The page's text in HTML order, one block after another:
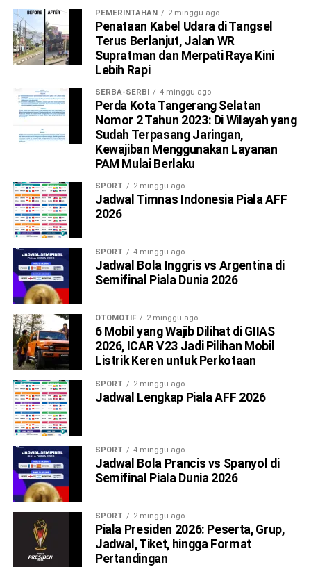
PEMERINTAHAN 2 minggu ago
Penataan Kabel Udara di Tangsel
Terus Berlanjut, Jalan WR
Supratman dan Merpati Raya Kini
Lebih Rapi
SERBA-SERBI 4 minggu ago
Perda Kota Tangerang Selatan
Nomor 2 Tahun 2023: Di Wilayah yang
Sudah Terpasang Jaringan,
Kewajiban Menggunakan Layanan
PAM Mulai Berlaku
SPORT 2 minggu ago
Jadwal Timnas Indonesia Piala AFF
2026
SPORT 4 minggu ago
Jadwal Bola Inggris vs Argentina di
Semifinal Piala Dunia 2026
OTOMOTIF 2 minggu ago
6 Mobil yang Wajib Dilihat di GIIAS
2026, ICAR V23 Jadi Pilihan Mobil
Listrik Keren untuk Perkotaan
SPORT 2 minggu ago
Jadwal Lengkap Piala AFF 2026
SPORT 4 minggu ago
Jadwal Bola Prancis vs Spanyol di
Semifinal Piala Dunia 2026
SPORT 2 minggu ago
Piala Presiden 2026: Peserta, Grup,
Jadwal, Tiket, hingga Format
Pertandingan